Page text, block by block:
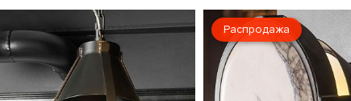
Распродажа